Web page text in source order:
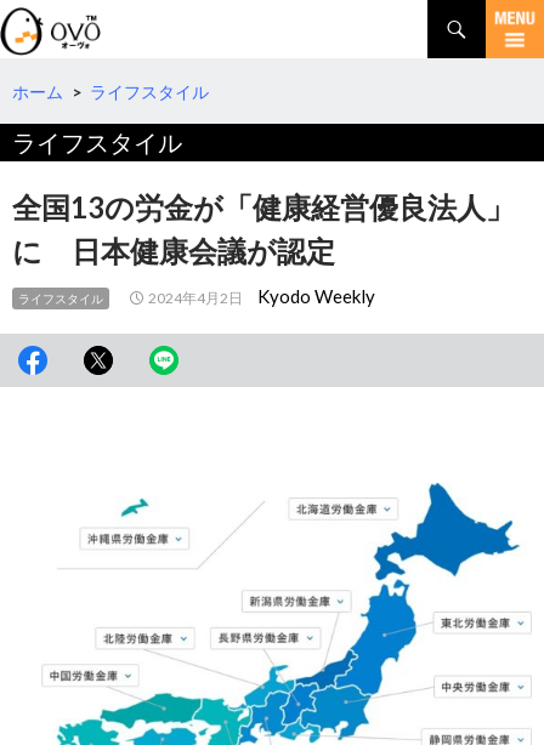
検
索
コ
テ
ツ
へ
動
ホーム > ライフスタイル
ライフスタイル
全国13の労金が「健康経営優良法人」
に 日本健康会議が認定
ライフスタイル 2024年4月2日 Kyodo Weekly